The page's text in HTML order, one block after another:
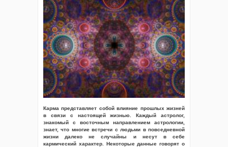
Карма представляет собой влияние прошлых жизней
в связи с настоящей жизнью. Каждый астролог,
знакомый с восточным направлением астрологии,
знает, что многие встречи с людьми в повседневной
жизни далеко не случайны и несут в себе
кармический характер. Некоторые данные говорят о